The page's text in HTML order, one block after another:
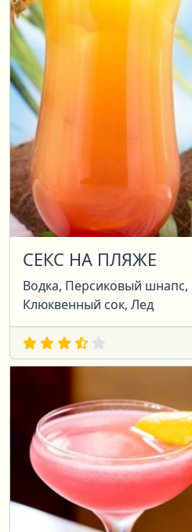
СЕКС НА ПЛЯЖЕ
Водка, Персиковый
Клюквенный сок, Лед